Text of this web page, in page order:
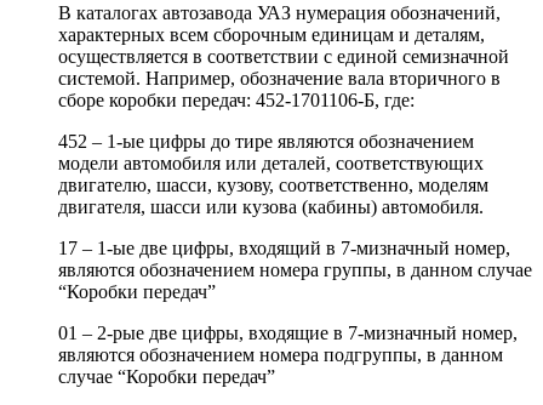
В каталогах автозавода УАЗ нумерация обозначений,
характерных всем сборочным единицам и деталям,
осуществляется в соответствии с единой семизначной
системой. Например, обозначение вала вторичного в
сборе коробки передач: 452-1701106-Б, где:
452 – 1-ые цифры до тире являются обозначением
модели автомобиля или деталей, соответствующих
двигателю, шасси, кузову, соответственно, моделям
двигателя, шасси или кузова (кабины) автомобиля.
17 – 1-ые две цифры, входящий в 7-мизначный номер,
являются обозначением номера группы, в данном случае
“Коробки передач”
01 – 2-рые две цифры, входящие в 7-мизначный номер,
являются обозначением номера подгруппы, в данном
случае “Коробки передач”